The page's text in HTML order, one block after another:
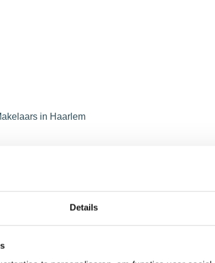
Details